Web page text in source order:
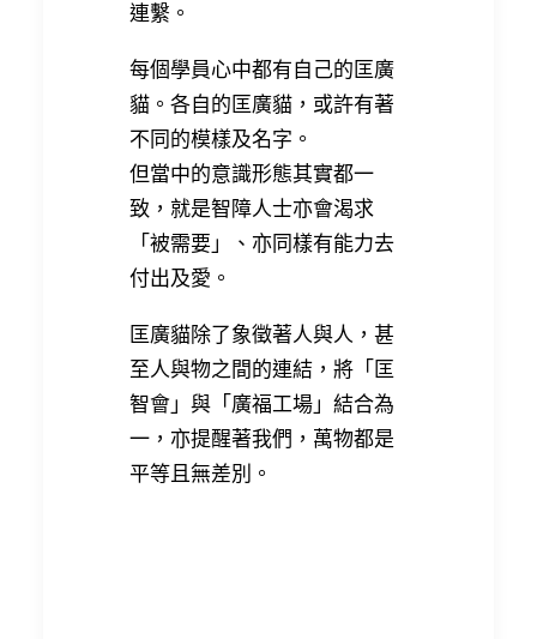
連繫。
每個學員心中都有自己的匡廣
貓。各自的匡廣貓，或許有著
不同的模樣及名字。
但當中的意識形態其實都一
致，就是智障人士亦會渴求
「被需要」、亦同樣有能力去
付出及愛。
匡廣貓除了象徵著人與人，甚
至人與物之間的連結，將「匡
智會」與「廣福工場」結合為
一，亦提醒著我們，萬物都是
平等且無差別。